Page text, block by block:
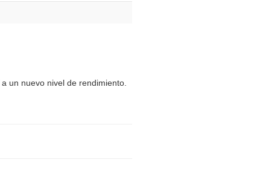
a un nuevo nivel de rendimiento.